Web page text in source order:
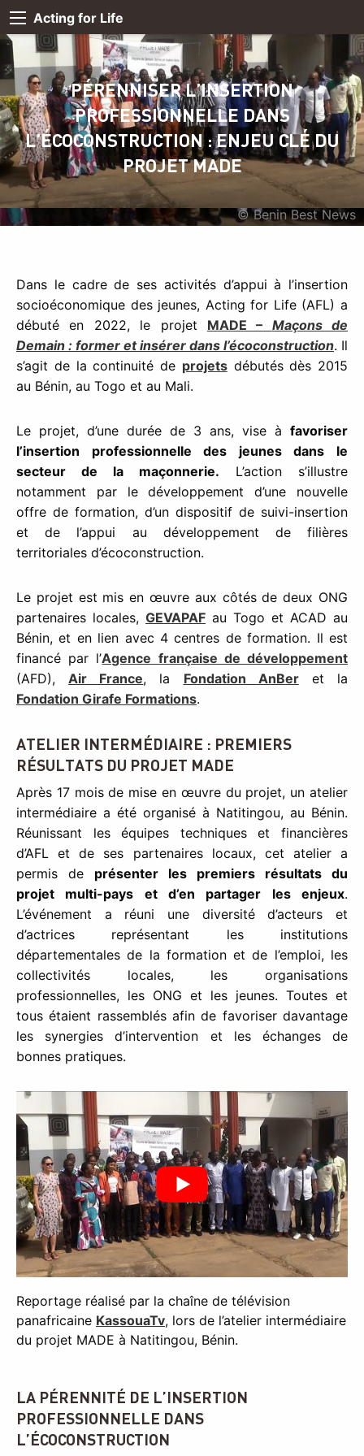
Acting for Life
© Benin Best News
PÉRENNISER L’INSERTION
PROFESSIONNELLE DANS
L’ÉCOCONSTRUCTION : ENJEU CLÉ DU
PROJET MADE
Dans le cadre de ses activités d’appui à l’insertion
socioéconomique des jeunes, Acting for Life (AFL) a
débuté en 2022, le projet MADE – Maçons de
Demain : former et insérer dans l’écoconstruction. Il
s’agit de la continuité de projetsdébutés dès 2015
au Bénin, au Togo et au Mali.
Le projet, d’une durée de 3 ans, vise à favoriser
l’insertion professionnelle des jeunes dans le
secteur de la maçonnerie. L’action s’illustre
notamment par le développement d’une nouvelle
offre de formation, d’un dispositif de suivi-insertion
et de l’appui au développement de filières
territoriales d’écoconstruction.
Le projet est mis en œuvre aux côtés de deux ONG
partenaires locales, GEVAPAF au Togo et ACAD au
Bénin, et en lien avec 4 centres de formation. Il est
financé par l’Agence française de développement
(AFD),Air France, la Fondation AnBeret la
Fondation Girafe Formations.
ATELIER INTERMÉDIAIRE : PREMIERS
RÉSULTATS DU PROJET MADE
Après 17 mois de mise en œuvre du projet, un atelier
intermédiaire a été organisé à Natitingou, au Bénin.
Réunissant les équipes techniques et financières
d’AFL et de ses partenaires locaux, cet atelier a
permis de présenter les premiers résultats du
projet multi-pays et d’en partager les enjeux.
L’événement a réuni une diversité d’acteurs et
d’actrices représentant les institutions
départementales de la formation et de l’emploi, les
collectivités locales, les organisations
professionnelles, les ONG et les jeunes. Toutes et
tous étaient rassemblés afin de favoriser davantage
les synergies d’intervention et les échanges de
bonnes pratiques.
Reportage réalisé par la chaîne de télévision
panafricaine KassouaTv, lors de l’atelier intermédiaire
du projet MADE à Natitingou, Bénin.
LA PÉRENNITÉ DE L’INSERTION
PROFESSIONNELLE DANS
L’ÉCOCONSTRUCTION